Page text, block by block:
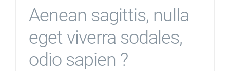
Aenean sagittis, nulla
eget viverra sodales,
odio sapien ?